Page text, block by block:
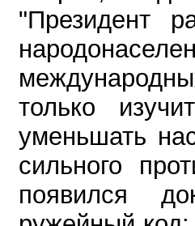
"Президент
только
уменьшать
сильного
появился